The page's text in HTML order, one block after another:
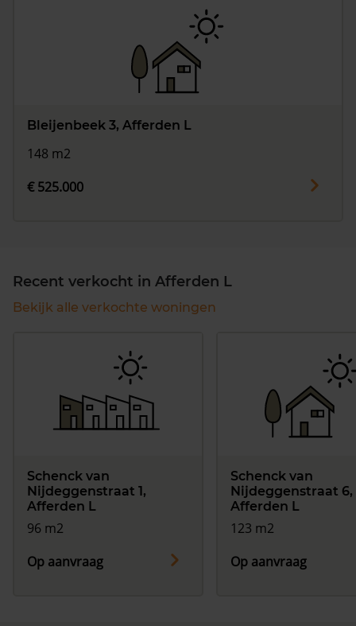
Bleijenbeek 3, Afferden L
148 m2
€ 525.000
Recent verkocht in Afferden L
Bekijk alle verkochte woningen
Schenck van
Nijdeggenstraat 1,
Afferden L
96 m2
Op aanvraag
Schenck van
Nijdeggenstraat 6,
Afferden L
123 m2
Op aanvraag